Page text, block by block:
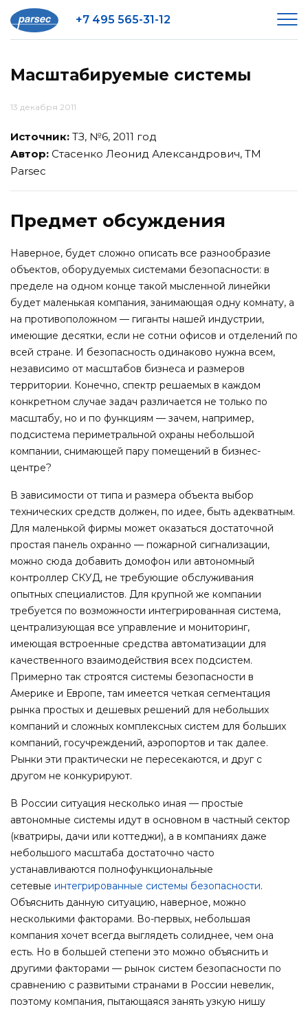
+7 495 565-31-12
Масштабируемые системы
13 декабря 2011
Источник: ТЗ, №6, 2011 год
Автор: Стасенко Леонид Александрович, ТМ
Parsec
Предмет обсуждения
Наверное, будет сложно описать все разнообразие
объектов, оборудуемых системами безопасности: в
пределе на одном конце такой мысленной линейки
будет маленькая компания, занимающая одну комнату, а
на противоположном — гиганты нашей индустрии,
имеющие десятки, если не сотни офисов и отделений по
всей стране. И безопасность одинаково нужна всем,
независимо от масштабов бизнеса и размеров
территории. Конечно, спектр решаемых в каждом
конкретном случае задач различается не только по
масштабу, но и по функциям — зачем, например,
подсистема периметральной охраны небольшой
компании, снимающей пару помещений в бизнес-
центре?
В зависимости от типа и размера объекта выбор
технических средств должен, по идее, быть адекватным.
Для маленькой фирмы может оказаться достаточной
простая панель охранно — пожарной сигнализации,
можно сюда добавить домофон или автономный
контроллер СКУД, не требующие обслуживания
опытных специалистов. Для крупной же компании
требуется по возможности интегрированная система,
централизующая все управление и мониторинг,
имеющая встроенные средства автоматизации для
качественного взаимодействия всех подсистем.
Примерно так строятся системы безопасности в
Америке и Европе, там имеется четкая сегментация
рынка простых и дешевых решений для небольших
компаний и сложных комплексных систем для больших
компаний, госучреждений, аэропортов и так далее.
Рынки эти практически не пересекаются, и друг с
другом не конкурируют.
В России ситуация несколько иная — простые
автономные системы идут в основном в частный сектор
(кватриры, дачи или коттеджи), а в компаниях даже
небольшого масштаба достаточно часто
устанавливаются полнофункциональные
сетевые интегрированные системы безопасности.
Объяснить данную ситуацию, наверное, можно
несколькими факторами. Во-первых, небольшая
компания хочет всегда выглядеть солиднее, чем она
есть. Но в большей степени это можно объяснить и
другими факторами — рынок систем безопасности по
сравнению с развитыми странами в России невелик,
поэтому компания, пытающаяся занять узкую нишу